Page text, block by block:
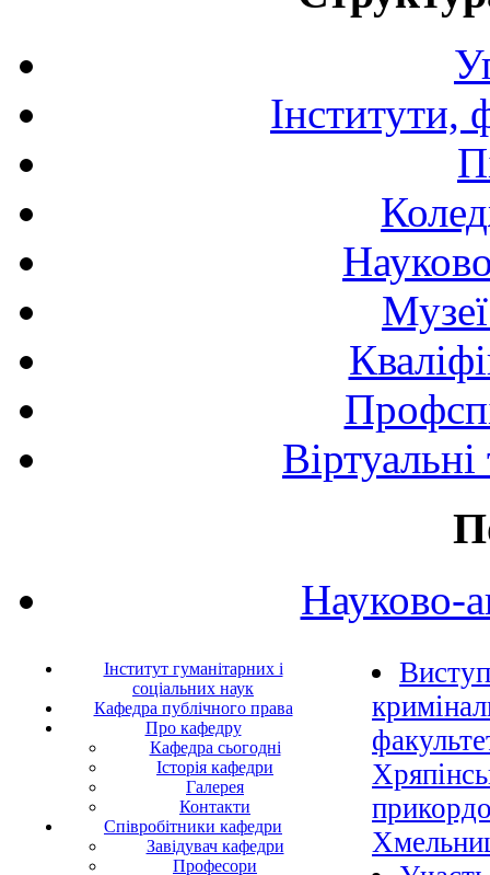
Інститути,
Науково-
Інститут гуманітарних і
соціальних наук
Кафедра публічного права
Про кафедру
Кафедра сьогодні
Історія кафедри
Галерея
Контакти
Співробітники кафедри
Завідувач кафедри
Професори